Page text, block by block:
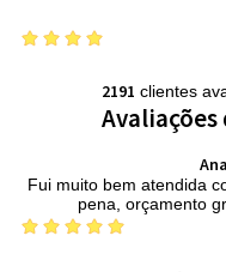
2191 clientes
Fui muito bem atendida
pena, orçamento